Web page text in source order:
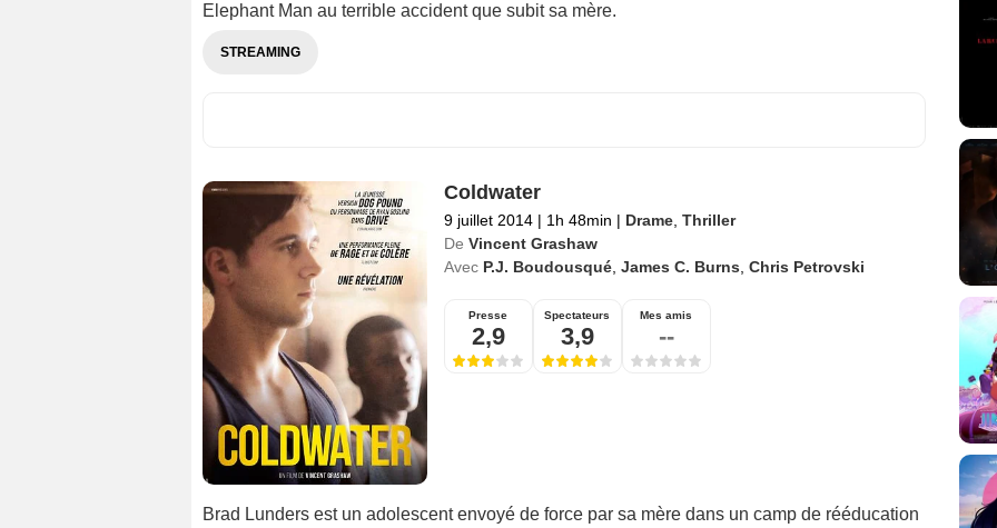
Elephant Man au terrible accident que subit sa mère.
STREAMING
Coldwater
9 juillet 2014 | 1h 48min | Drame, Thriller
De Vincent Grashaw
Avec P.J. Boudousqué, James C. Burns Chris Petrovski
Presse
2,9
Spectateurs
3,9
Mes amis
--
Brad Lunders est un adolescent envoyé de force par sa mère dans un camp de rééducation